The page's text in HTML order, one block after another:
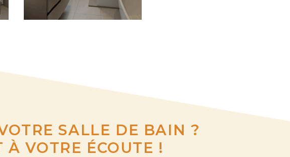
SALLE DE BAIN ?
À VOTRE ÉCOUTE !